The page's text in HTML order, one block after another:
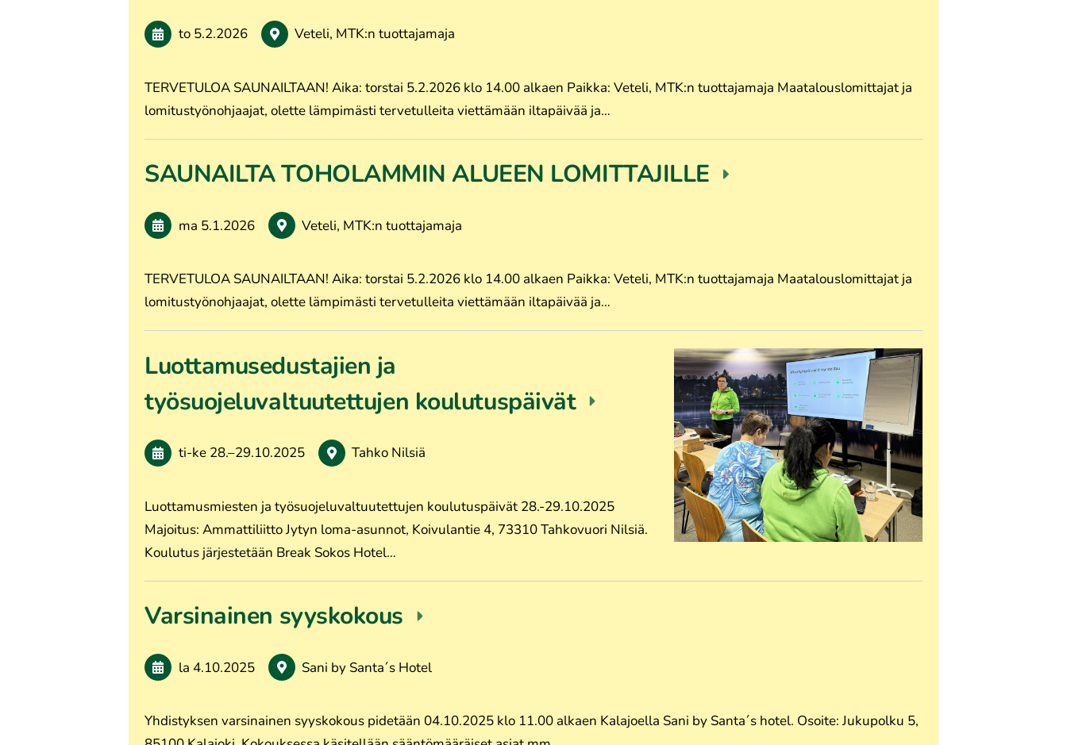
to 5.2.2026 Veteli, MTK:n tuottajamaja
TERVETULOA SAUNAILTAAN! Aika: torstai 5.2.2026 klo 14.00 alkaen Paikka: Veteli, MTK:n tuottajamaja Maatalouslomittajat ja
lomitustyönohjaajat, olette lämpimästi tervetulleita viettämään iltapäivää ja…
SAUNAILTA TOHOLAMMIN ALUEEN LOMITTAJILLE
ma 5.1.2026 Veteli, MTK:n tuottajamaja
TERVETULOA SAUNAILTAAN! Aika: torstai 5.2.2026 klo 14.00 alkaen Paikka: Veteli, MTK:n tuottajamaja Maatalouslomittajat ja
lomitustyönohjaajat, olette lämpimästi tervetulleita viettämään iltapäivää ja…
Luottamusedustajien ja
työsuojeluvaltuutettujen koulutuspäivät
ti-ke 28.–29.10.2025 Tahko Nilsiä
Luottamusmiesten ja työsuojeluvaltuutettujen koulutuspäivät 28.-29.10.2025
Majoitus: Ammattiliitto Jytyn loma-asunnot, Koivulantie 4, 73310 Tahkovuori Nilsiä.
Koulutus järjestetään Break Sokos Hotel…
Varsinainen syyskokous
la 4.10.2025 Sani by Santa´s Hotel
Yhdistyksen varsinainen syyskokous pidetään 04.10.2025 klo 11.00 alkaen Kalajoella Sani by Santa´s hotel. Osoite: Jukupolku 5,